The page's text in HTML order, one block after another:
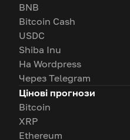
BNB
Bitcoin Cash
USDC
Shiba Inu
На Wordpress
Через Telegram
Цінові прогнози
Bitcoin
XRP
Ethereum